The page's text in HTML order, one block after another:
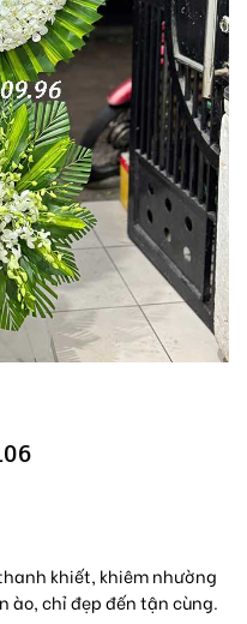
khiết, khiêm nhường
ào, chỉ đẹp đến tận cùng.